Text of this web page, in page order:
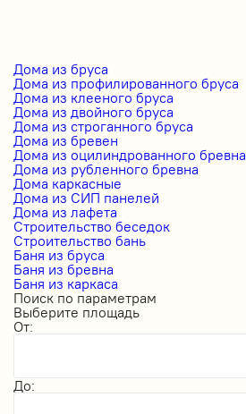
Дома из бруса
Дома из профилированного бруса
Дома из клееного бруса
Дома из двойного бруса
Дома из строганного бруса
Дома из бревен
Дома из оцилиндрованного бревна
Дома из рубленного бревна
Дома каркасные
Дома из СИП панелей
Дома из лафета
Строительство беседок
Строительство бань
Баня из бруса
Баня из бревна
Баня из каркаса
Поиск по параметрам
Выберите площадь
От:
До: